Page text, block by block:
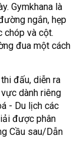
Gymkhana là
ngắn, hẹp
chóp và cột.
đua một cách
đấu, diễn ra
dành riêng
- Du lịch các
được phân
Cầu sau/Dẫn